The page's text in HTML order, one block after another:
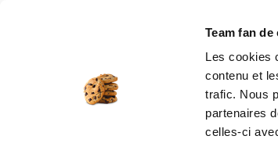
Team fan
Les cookies
contenu et
trafic. Nous
partenaires
celles-ci